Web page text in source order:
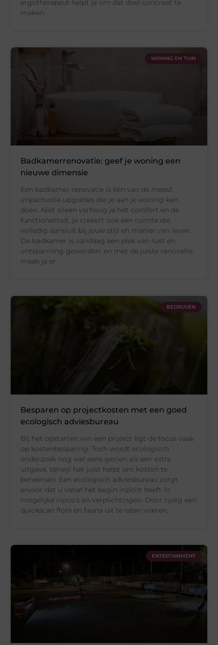
ergotherapeut helpt je om dat doel concreet te
maken.
WONING EN TUIN
Badkamerrenovatie: geef je woning een
nieuwe dimensie
Een badkamer renovatie is één van de meest
impactvolle upgrades die je aan je woning kan
doen. Niet alleen verhoog je het comfort en de
functionaliteit, je creëert ook een ruimte die
volledig aansluit bij jouw stijl en manier van leven.
De badkamer is vandaag een plek van rust en
ontspanning geworden, en met de juiste renovatie
maak je er
BEDRIJVEN
Besparen op projectkosten met een goed
ecologisch adviesbureau
Bij het opstarten van een project ligt de focus vaak
op kostenbesparing. Toch wordt ecologisch
onderzoek nog wel eens gezien als een extra
uitgave, terwijl het juist helpt om kosten te
beheersen. Een ecologisch adviesbureau zorgt
ervoor dat u vanaf het begin inzicht heeft in
mogelijke risico’s en verplichtingen. Door tijdig een
quickscan flora en fauna uit te laten voeren,
ENTERTAINMENT